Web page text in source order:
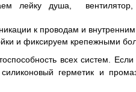
лейку душа,
к проводам и
и фиксируем крепежными
всех систем.
герметик и